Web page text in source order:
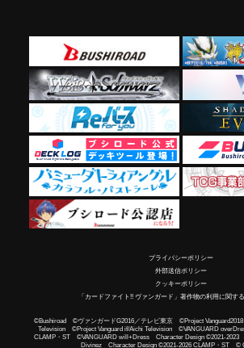
プライバシーポリシー
外部送信ポリシー
クッキーポリシー
「カードファイト!! ヴァンガード」著作物の利用に関す
©Bushiroad ©ヴァンガードG2016／テレビ東京 ©Project
Television ©Project Vanguard if/Aichi Television ©VANGUARD
CLAMP・ST ©VANGUARD will+Dress Character Design ©2021-
Divinez Character Design ©2021-2026 CLAMP・ST ©